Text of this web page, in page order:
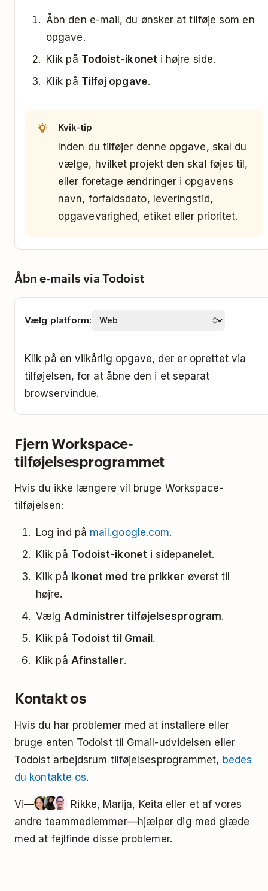
Åbn den e-mail, du ønsker at tilføje som en
opgave.
Klik på Todoist-ikonet i højre side.
Klik på Tilføj opgave.
Kvik-tip
Inden du tilføjer denne opgave, skal du
vælge, hvilket projekt den skal føjes til,
eller foretage ændringer i opgavens
navn, forfaldsdato, leveringstid,
opgavevarighed, etiket eller prioritet.
Åbn e-mails via Todoist
Vælg platform:
Klik på en vilkårlig opgave, der er oprettet via
tilføjelsen, for at åbne den i et separat
browservindue.
Fjern Workspace-
tilføjelsesprogrammet
Hvis du ikke længere vil bruge Workspace-
tilføjelsen:
Log ind på mail.google.com.
Klik på Todoist-ikonet i sidepanelet.
Klik på ikonet med tre prikker øverst til
højre.
Vælg Administrer tilføjelsesprogram.
Klik på Todoist til Gmail.
Klik på Afinstaller.
Kontakt os
Hvis du har problemer med at installere eller
bruge enten Todoist til Gmail-udvidelsen eller
Todoist arbejdsrum tilføjelsesprogrammet, bedes
du kontakte os.
Vi—
Rikke, Marija, Keita eller et af ​​vores
andre teammedlemmer—hjælper dig med glæde
med at fejlfinde disse problemer.